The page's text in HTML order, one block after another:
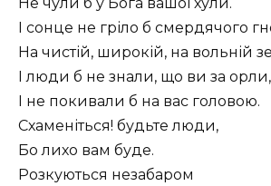
І сонце не гріло б смердячого
На чистій, широкій, на вольній
І люди б не знали, що ви за орли,
І не покивали б на вас головою.
Схаменіться! будьте люди,
Бо лихо вам буде.
Розкуються незабаром